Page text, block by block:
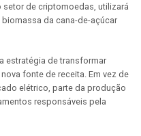
de criptomoedas, utilizará
da cana-de-açúcar
estratégia de transformar
fonte de receita. Em vez de
elétrico, parte da produção
responsáveis pela